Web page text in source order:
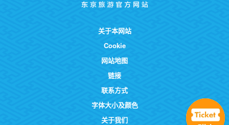
关于本网站
Cookie
网站地图
链接
联系方式
字体大小及颜色
关于我们